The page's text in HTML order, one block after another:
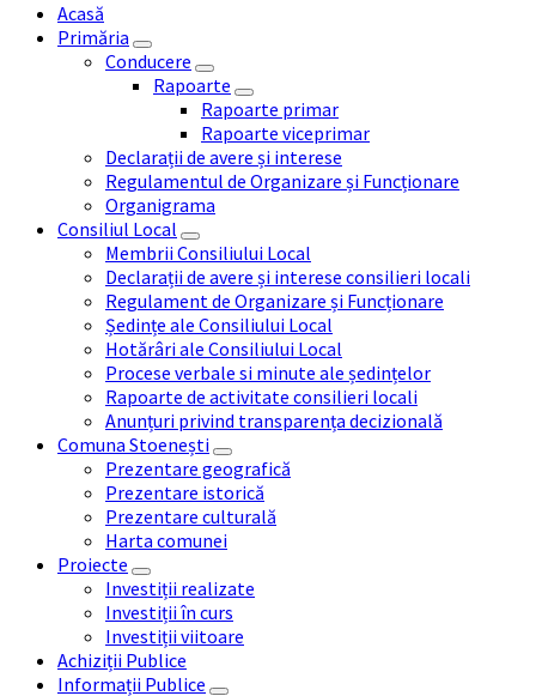
Acasă
Primăria
Conducere
Rapoarte
Rapoarte primar
Rapoarte viceprimar
Declarații de avere și interese
Regulamentul de Organizare și Funcționare
Organigrama
Consiliul Local
Membrii Consiliului Local
Declarații de avere și interese consilieri locali
Regulament de Organizare și Funcționare
Ședințe ale Consiliului Local
Hotărâri ale Consiliului Local
Procese verbale si minute ale ședințelor
Rapoarte de activitate consilieri locali
Anunțuri privind transparența decizională
Comuna Stoenești
Prezentare geografică
Prezentare istorică
Prezentare culturală
Harta comunei
Proiecte
Investiții realizate
Investiții în curs
Investiții viitoare
Achiziții Publice
Informații Publice